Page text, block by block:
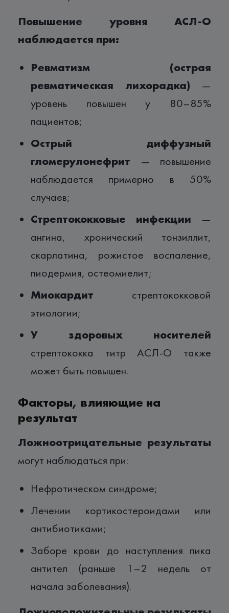
Повышение уровня АСЛ-О
наблюдается при:
Ревматизм (острая
ревматическая лихорадка) —
уровень повышен у 80–85%
пациентов;
Острый диффузный
гломерулонефрит — повышение
наблюдается примерно в 50%
случаев;
Стрептококковые инфекции —
ангина, хронический тонзиллит,
скарлатина, рожистое воспаление,
пиодермия, остеомиелит;
Миокардит стрептококковой
этиологии;
У здоровых носителей
стрептококка титр АСЛ-О также
может быть повышен.
Факторы, влияющие на
результат
Ложноотрицательные результаты
могут наблюдаться при:
Нефротическом синдроме;
Лечении кортикостероидами или
антибиотиками;
Заборе крови до наступления пика
антител (раньше 1–2 недель от
начала заболевания).